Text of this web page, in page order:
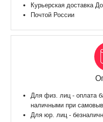
Курьерская доставка
Почтой России
Для физ. лиц - оплата
наличными при
Для юр. лиц -